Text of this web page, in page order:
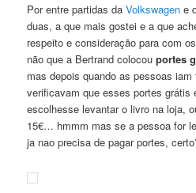
Por entre partidas daVolkswagen e
duas, a que mais gostei e a que
respeito e consideração para com
não que a Bertrand colocouportes
mas depois quando as pessoas
verificavam que esses portes grátis
escolhesse levantar o livro na loja,
15€… hmmm mas se a pessoa for
ja nao precisa de pagar portes,